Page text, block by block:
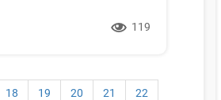
119
18 19 20 21 22